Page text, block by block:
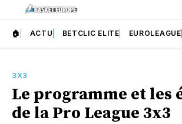
🏠 ACTU BETCLIC ELITE EUROLEAGUE
3X3
Le programme et les
de la Pro League 3x3